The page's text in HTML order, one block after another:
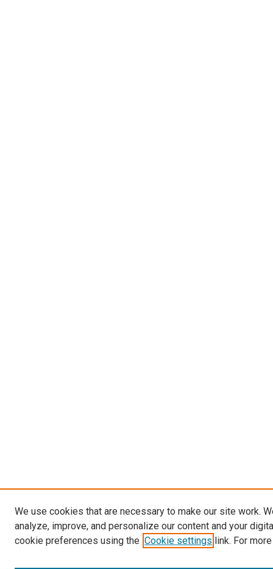
We use cookies that are necessary to make our site work.
analyze, improve, and personalize our content and your
cookie preferences using the Cookie settings link. For